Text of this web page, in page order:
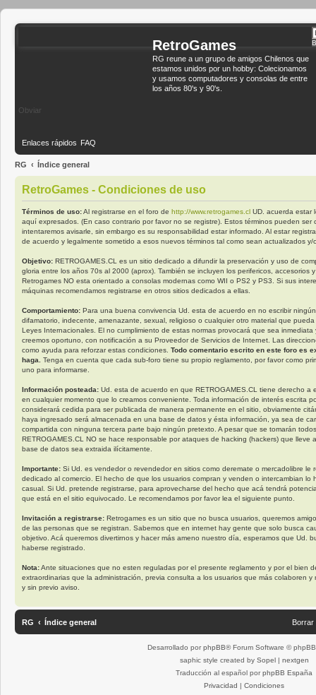
RetroGames
RG reune a un grupo de amigos Chilenos que
estamos unidos por un hobby: Colecionamos
y usamos computadores y consolas de entre
los años 80's y 90's.
Obviar
Enlaces rápidos FAQ
RG Índice general
RetroGames - Condiciones de uso
Términos de uso:Al registrarse en el foro de http://www.retrogames.cl UD. acuerda estar
aquí expresados. (En caso contrario por favor no se registre). Estos términos pueden ser
intentaremos avisarle, sin embargo es su responsabilidad estar informado. Al estar
de acuerdo y legalmente sometido a esos nuevos términos tal como sean actualizados y/
Objetivo: RETROGAMES.CL es un sitio dedicado a difundir la preservación y uso de
gloria entre los años 70s al 2000 (aprox). También se incluyen los perifericos, accesorios
Retrogames NO esta orientado a consolas modernas como WII o PS2 y PS3. Si sus
máquinas recomendamos registrarse en otros sitios dedicados a ellas.
Comportamiento: Para una buena convivencia Ud. esta de acuerdo en no escribir
difamatorio, indecente, amenazante, sexual, religioso o cualquier otro material que
Leyes Internacionales. El no cumplimiento de estas normas provocará que sea
creemos oportuno, con notificación a su Proveedor de Servicios de Internet. Las
como ayuda para reforzar estas condiciones. Todo comentario escrito en este foro es
haga.
Tenga en cuenta que cada sub-foro tiene su propio reglamento, por favor como
uno para informarse.
Información posteada: Ud. esta de acuerdo en que RETROGAMES.CL tiene derecho a
en cualquier momento que lo creamos conveniente. Toda información de interés escrita
considerará cedida para ser publicada de manera permanente en el sitio, obviamente
haya ingresado será almacenada en una base de datos y ésta información, ya sea de
compartida con ninguna tercera parte bajo ningún pretexto. A pesar que se tomarán
RETROGAMES.CL NO se hace responsable por ataques de hacking (hackers) que lleve
base de datos sea extraida ilícitamente.
Importante: Si Ud. es vendedor o revendedor en sitios como deremate o mercadolibre le
dedicado al comercio. El hecho de que los usuarios compran y venden o intercambian lo
casual. Si Ud. pretende registrarse, para aprovecharse del hecho que acá tendrá
que está en el sitio equivocado. Le recomendamos por favor lea el siguiente punto.
Invitación a registrarse: Retrogames es un sitio que no busca usuarios, queremos
de las personas que se registran. Sabemos que en internet hay gente que solo busca
objetivo. Acá queremos divertirnos y hacer más ameno nuestro día, esperamos que Ud.
haberse registrado.
Nota:Ante situaciones que no esten reguladas por el presente reglamento y por el bien
extraordinarias que la administración, previa consulta a los usuarios que más colaboren
y sin previo aviso.
RG Índice general Borrar
Desarrollado por phpBB® Forum Software ©
saphic style created by Sopel| nextgen
Traducción al español por phpBB España
Privacidad | Condiciones